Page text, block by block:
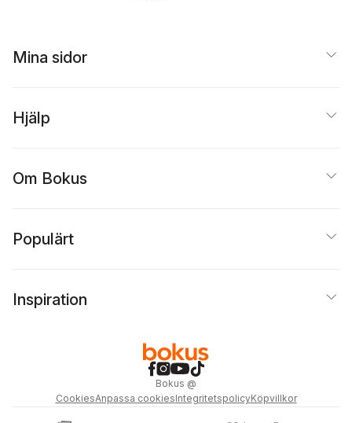
Mina sidor
Hjälp
Om Bokus
Populärt
Inspiration
Bokus @
CookiesAnpassa cookiesIntegritetspolicyKöpvillkor